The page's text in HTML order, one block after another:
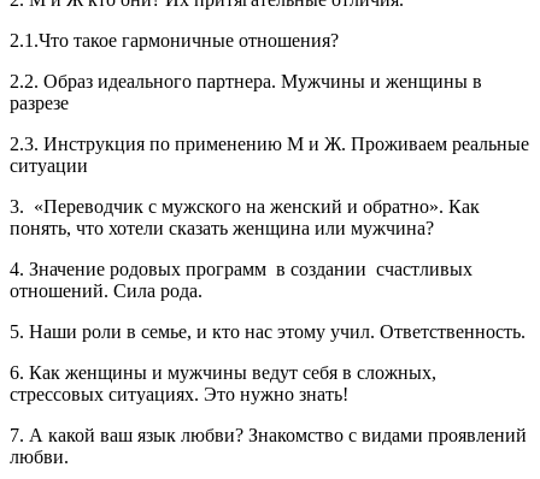
2.1.Что такое гармоничные отношения?
2.2. Образ идеального партнера. Мужчины и женщины в
разрезе
2.3. Инструкция по применению М и Ж. Проживаем реальные
ситуации
3. «Переводчик с мужского на женский и обратно». Как
понять, что хотели сказать женщина или мужчина?
4. Значение родовых программ в создании счастливых
отношений. Сила рода.
5. Наши роли в семье, и кто нас этому учил. Ответственность.
6. Как женщины и мужчины ведут себя в сложных,
стрессовых ситуациях. Это нужно знать!
7. А какой ваш язык любви? Знакомство с видами проявлений
любви.